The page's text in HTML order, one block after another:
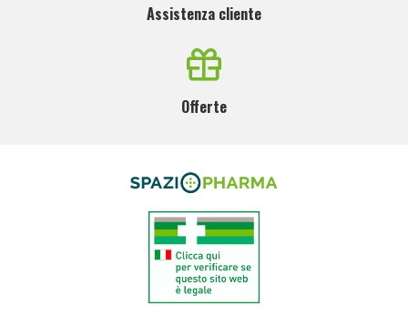
Assistenza cliente
Offerte